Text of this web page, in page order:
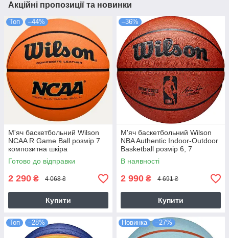
Акційні пропозиції та новинки
Топ –44%
М'яч баскетбольний Wilson
NCAA R Game Ball розмір 7
композитна шкіра
(WZ2022101XB7)
Готово до відправки
2 290 ₴ 4 068 ₴
Купити
–36%
М'яч баскетбольний Wilson
NBA Authentic Indoor-Outdoor
Basketball розмір 6, 7
композитна шкіра
(WZ2016501XB7)
В наявності
2 990 ₴ 4 691 ₴
Купити
Топ –28% Новинка –27%